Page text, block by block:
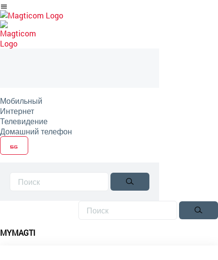
Перейти
на
артикль
Мобильный
Интернет
Телевидение
Домашний телефон
MYMAGTI